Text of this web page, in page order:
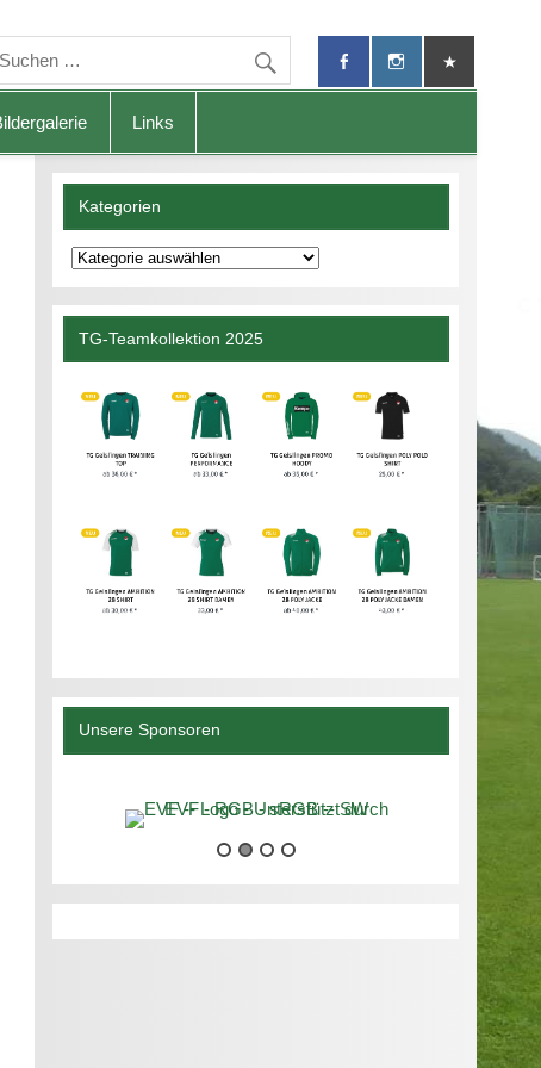
Links
Kategorien
Kategorien
TG-Teamkollektion 2025
Unsere Sponsoren